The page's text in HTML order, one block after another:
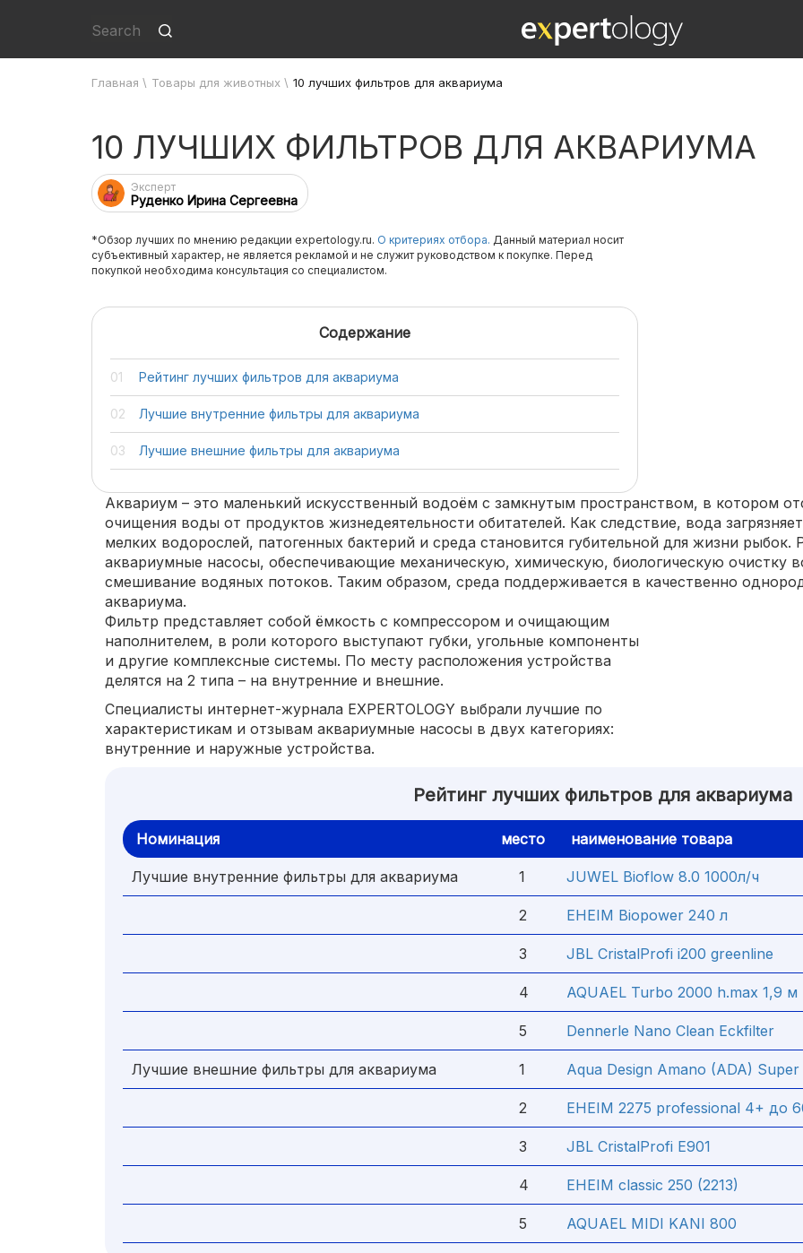
Главная \ Товары для животных \ 10 лучших фильтров для аквариума
10 ЛУЧШИХ ФИЛЬТРОВ ДЛЯ АКВАРИУМА
Эксперт
Руденко Ирина Сергеевна
*Обзор лучших по мнению редакции expertology.ru. О критериях отбора. Данный материал носит
субъективный характер, не является рекламой и не служит руководством к покупке. Перед
покупкой необходима консультация со специалистом.
Содержание
Рейтинг лучших фильтров для аквариума
Лучшие внутренние фильтры для аквариума
Лучшие внешние фильтры для аквариума
Аквариум – это маленький искусственный водоём с замкнутым пространством, в котором
очищения воды от продуктов жизнедеятельности обитателей. Как следствие, вода
мелких водорослей, патогенных бактерий и среда становится губительной для жизни
аквариумные насосы, обеспечивающие механическую, химическую, биологическую очистку
смешивание водяных потоков. Таким образом, среда поддерживается в качественно
аквариума.
Фильтр представляет собой ёмкость с компрессором и очищающим
наполнителем, в роли которого выступают губки, угольные компоненты
и другие комплексные системы. По месту расположения устройства
делятся на 2 типа – на внутренние и внешние.
Специалисты интернет-журнала EXPERTOLOGY выбрали лучшие по
характеристикам и отзывам аквариумные насосы в двух категориях:
внутренние и наружные устройства.
Рейтинг лучших фильтров для аквариума
Номинация место наименование товара
Лучшие внутренние фильтры для аквариума 1 JUWEL Bioflow 8.0 1000л/ч
2 EHEIM Biopower 240 л
3 JBL CristalProfi i200 greenline
4 AQUAEL Turbo 2000 h.max 1,9 м
5 Dennerle Nano Clean Eckfilter
Лучшие внешние фильтры для аквариума 1 Aqua Design Amano (ADA)
2 EHEIM 2275 professional 4+ до
3 JBL CristalProfi E901
4 EHEIM classic 250 (2213)
5 AQUAEL MIDI KANI 800